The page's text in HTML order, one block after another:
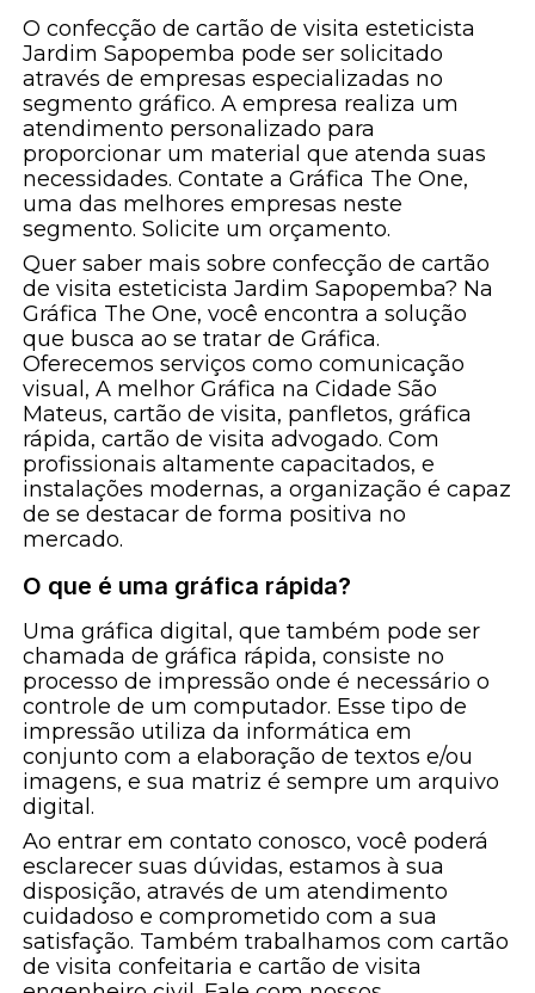
O confecção de cartão de visita esteticista
Jardim Sapopemba pode ser solicitado
através de empresas especializadas no
segmento gráfico. A empresa realiza um
atendimento personalizado para
proporcionar um material que atenda suas
necessidades. Contate a Gráfica The One,
uma das melhores empresas neste
segmento. Solicite um orçamento.
Quer saber mais sobre confecção de cartão
de visita esteticista Jardim Sapopemba? Na
Gráfica The One, você encontra a solução
que busca ao se tratar de Gráfica.
Oferecemos serviços como comunicação
visual, A melhor Gráfica na Cidade São
Mateus, cartão de visita, panfletos, gráfica
rápida, cartão de visita advogado. Com
profissionais altamente capacitados, e
instalações modernas, a organização é capaz
de se destacar de forma positiva no
mercado.
O que é uma gráfica rápida?
Uma gráfica digital, que também pode ser
chamada de gráfica rápida, consiste no
processo de impressão onde é necessário o
controle de um computador. Esse tipo de
impressão utiliza da informática em
conjunto com a elaboração de textos e/ou
imagens, e sua matriz é sempre um arquivo
digital.
Ao entrar em contato conosco, você poderá
esclarecer suas dúvidas, estamos à sua
disposição, através de um atendimento
cuidadoso e comprometido com a sua
satisfação. Também trabalhamos com cartão
de visita confeitaria e cartão de visita